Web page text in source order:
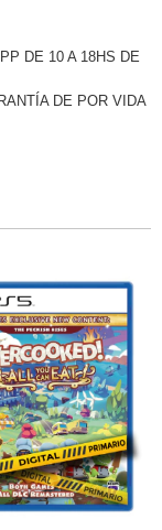
DE 10 A 18HS DE
DE POR VIDA